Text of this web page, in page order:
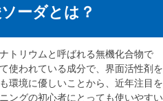
ーダとは？
トリウムと呼ばれる無機化合物で
使われている成分で、界面活性剤を
環境に優しいことから、近年注目を
ングの初心者にとっても使いやすい